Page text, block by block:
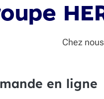
Chez
en ligne